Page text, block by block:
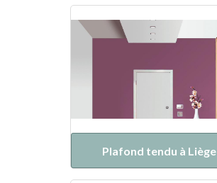
Plafond tendu à Liège